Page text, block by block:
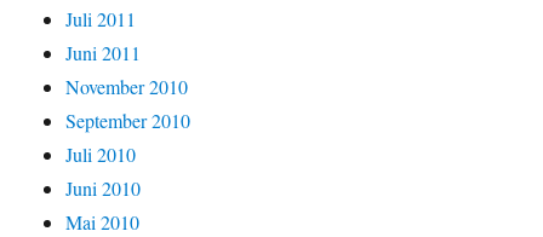
Juli 2011
Juni 2011
November 2010
September 2010
Juli 2010
Juni 2010
Mai 2010